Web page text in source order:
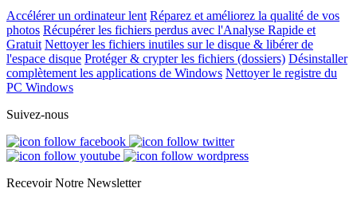
Accélérer un ordinateur lent Réparez et améliorez la qualité de vos
photos Récupérer les fichiers perdus avec l'Analyse Rapide et
Gratuit Nettoyer les fichiers inutiles sur le disque & libérer de
l'espace disque Protéger & crypter les fichiers (dossiers) Désinstaller
complètement les applications de Windows Nettoyer le registre du
PC Windows
Suivez-nous
Recevoir Notre Newsletter